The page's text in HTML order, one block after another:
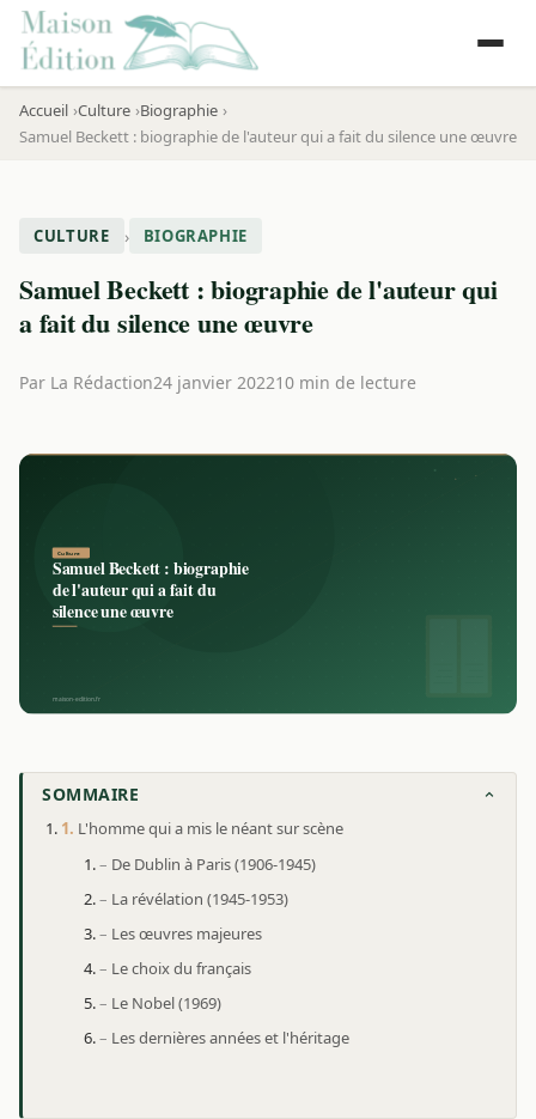
Accueil Culture Biographie
Samuel Beckett : biographie de l'auteur qui a fait du silence une œuvre
CULTURE › BIOGRAPHIE
Samuel Beckett : biographie de l'auteur qui
a fait du silence une œuvre
Par La Rédaction24 janvier 202210 min de lecture
SOMMAIRE
L'homme qui a mis le néant sur scène
De Dublin à Paris (1906-1945)
La révélation (1945-1953)
Les œuvres majeures
Le choix du français
Le Nobel (1969)
Les dernières années et l'héritage